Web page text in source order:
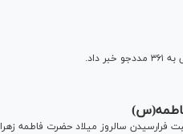
شرایط به مناسبت فرارسیدن سالروز میلاد حضرت فاطمه زهرا